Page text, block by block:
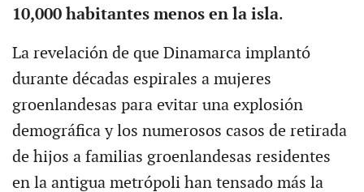
10,000 habitantes menos en la isla.
La revelación de que Dinamarca implantó
durante décadas espirales a mujeres
groenlandesas para evitar una explosión
demográfica y los numerosos casos de retirada
de hijos a familias groenlandesas residentes
en la antigua metrópoli han tensado más la